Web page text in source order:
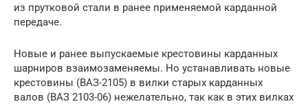
из прутковой стали в ранее применяемой карданной
передаче.
Новые и ранее выпускаемые крестовины карданных
шарниров взаимозаменяемы. Но устанавливать новые
крестовины (ВАЗ-2105) в вилки старых карданных
валов (ВАЗ 2103-06) нежелательно, так как в этих вилках